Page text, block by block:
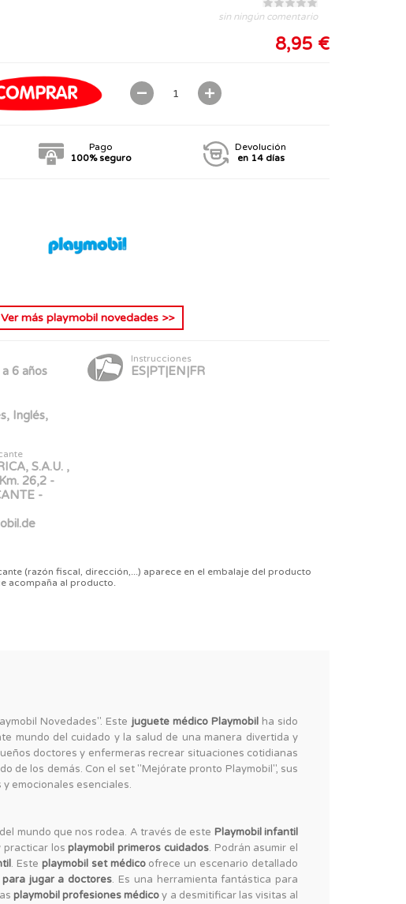
sin ningún comentario
8,95 €
Pago
100% seguro
Devolución
en 14 días
Ver másplaymobil novedades >>
6 años
Instrucciones
ES|PT|EN|FR
Inglés,
S.A.U. ,
26,2 -
-
(razón fiscal, dirección,...) aparece en el embalaje del producto
acompaña al producto.
Novedades". Este juguete médico Playmobilha sido
mundo del cuidado y la salud de una manera divertida y
doctores y enfermeras recrear situaciones cotidianas
de los demás. Con el set "Mejórate pronto Playmobil", sus
emocionales esenciales.
mundo que nos rodea. A través de este Playmobil infantil
practicar losplaymobil primeros cuidados. Podrán asumir el
. Este playmobil set médicoofrece un escenario detallado
para jugar a doctores. Es una herramienta fantástica para
playmobil profesiones médicoy a desmitificar las visitas al